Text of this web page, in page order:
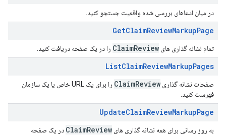
در میان ادعاهای بررسی شده واقعیت جستجو کنید.
GetClaimReviewMarkupPage
تمام نشانه گذاری های ClaimReview را در یک صفحه دریافت کنید.
ListClaimReviewMarkupPages
صفحات نشانه گذاری ClaimReview
را برای یک URL خاص یا یک سازمان
فهرست کنید.
UpdateClaimReviewMarkupPage
به روز رسانی برای همه نشانه گذاری های ClaimReview در یک صفحه